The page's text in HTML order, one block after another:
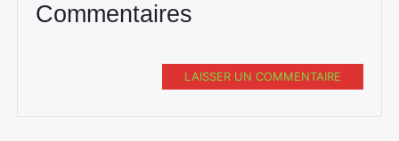
Commentaires
LAISSER UN COMMENTAIRE